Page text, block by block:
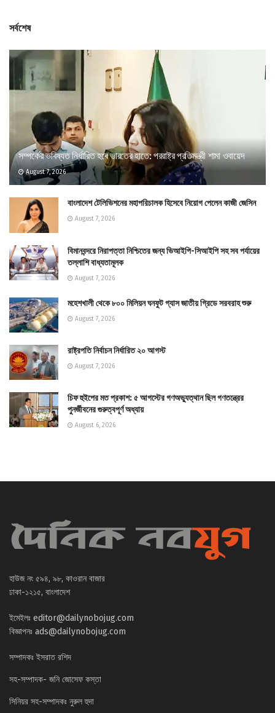
সর্বশেষ
সম্পর্কের ভবিষ্যত নির্ধারিত হবে ভারতের হাতে: পররাষ্ট্র প্রতিমন্ত্রী শামা ওবায়েদ
August 7, 2026
বাংলাদেশ টেলিভিশনের মহাপরিচালক হিসেবে নিয়োগ পেলেন কাজী জেসিন
August 7, 2026
বিমানবন্দরে নিরাপত্তা নিশ্চিতের জন্য ভিআইপি-সিআইপি সহ সব পর্যায়ের
তল্লাশি বাধ্যতামূলক
August 7, 2026
মহেশখালী থেকে ৮০০ মিলিয়ন ঘনফুট গ্যাস জাতীয় গ্রিডে সরবরাহ শুরু
August 7, 2026
রাষ্ট্রপতি নির্বাচন নির্ধারিত ২০ আগস্ট
August 7, 2026
চিফ হুইপের মত প্রকাশ: ৫ আগস্টের গণঅভ্যুত্থান ছিল গণতন্ত্রের
পুনর্জীবনের গুরুত্বপূর্ণ অধ্যায়
August 6, 2026
হাউজ নং ৫৯৪, ৯৮, কাওরান বাজার
ঢাকা-১২১৫, বাংলাদেশ
ইমেইলঃ editor@dailynobojug.com
বিজ্ঞাপনঃ ads@dailynobojug.com
সম্পাদকঃ ইসরাত রশিদ
সহ-সম্পাদক- জনি জোসেফ কস্তা
সিনিয়র সহ-সম্পাদকঃ নুরুল হুদা